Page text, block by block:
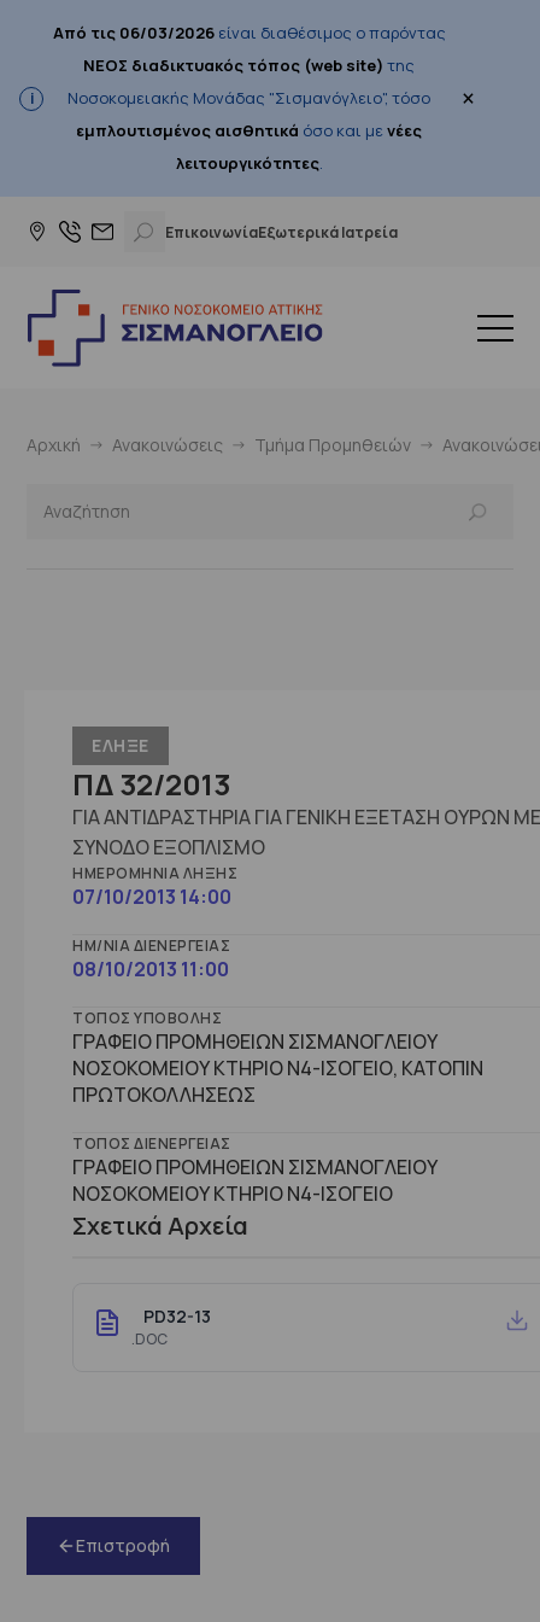
Από τις 06/03/2026είναι διαθέσιμος ο παρόντας
ΝΕΟΣ διαδικτυακός τόπος (web site) της
Νοσοκομειακής Μονάδας "Σισμανόγλειο", τόσο
εμπλουτισμένος αισθητικά όσο και μενέες
λειτουργικότητες.
×
ΕπικοινωνίαΕξωτερικά Ιατρεία
Αρχική Ανακοινώσεις Τμήμα Προμηθειών
ΕΛΗΞΕ
ΠΔ 32/2013
ΓΙΑ ΑΝΤΙΔΡΑΣΤΗΡΙΑ ΓΙΑ ΓΕΝΙΚΗ ΕΞΕΤΑΣΗ ΟΥΡΩΝ ΜΕ
ΣΥΝΟΔΟ ΕΞΟΠΛΙΣΜΟ
ΗΜΕΡΟΜΗΝΊΑ ΛΉΞΗΣ
07/10/2013 14:00
ΗΜ/ΝΊΑ ΔΙΕΝΈΡΓΕΙΑΣ
08/10/2013 11:00
ΤΌΠΟΣ ΥΠΟΒΟΛΉΣ
ΓΡΑΦΕΙΟ ΠΡΟΜΗΘΕΙΩΝ ΣΙΣΜΑΝΟΓΛΕΙΟΥ
ΝΟΣΟΚΟΜΕΙΟΥ ΚΤΗΡΙΟ Ν4-ΙΣΟΓΕΙΟ, ΚΑΤΟΠΙΝ
ΠΡΩΤΟΚΟΛΛΗΣΕΩΣ
ΤΌΠΟΣ ΔΙΕΝΈΡΓΕΙΑΣ
ΓΡΑΦΕΙΟ ΠΡΟΜΗΘΕΙΩΝ ΣΙΣΜΑΝΟΓΛΕΙΟΥ
ΝΟΣΟΚΟΜΕΙΟΥ ΚΤΗΡΙΟ Ν4-ΙΣΟΓΕΙΟ
Σχετικά Αρχεία
PD32-13
.DOC
Επιστροφή